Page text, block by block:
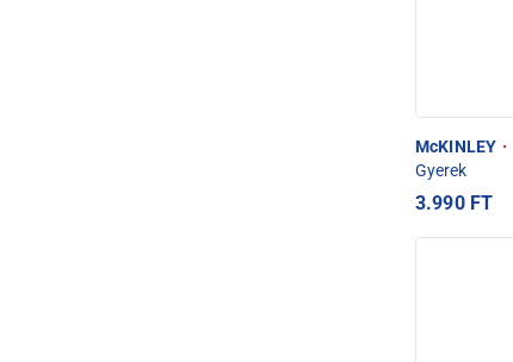
McKINLEY ·
Gyerek
3.990 FT